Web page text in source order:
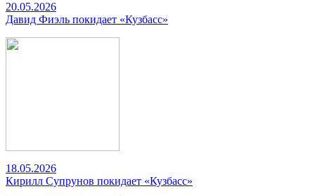
20.05.2026
Давид Фиэль покидает «Кузбасс»
18.05.2026
Кирилл Супрунов покидает «Кузбасс»